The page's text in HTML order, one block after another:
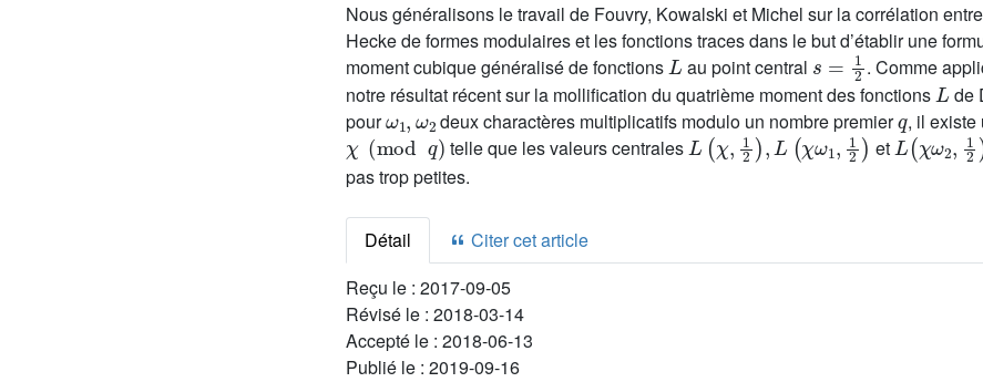
Nous généralisons le travail de Fouvry, Kowalski et Michel sur la corrélation
Hecke de formes modulaires et les fonctions traces dans le but d’établir une
moment cubique généralisé de fonctions
L
au point central
s=12
. Comme
notre résultat récent sur la mollification du quatrième moment des fonctions
L
de
pour
ω1,ω2
deux charactères multiplicatifs modulo un nombre premier
q
, il existe
χ(modq)
telle que les valeurs centrales
L(χ,12),L(χω1,12)
et
L(χω2,12
pas trop petites.
Détail
Citer cet article
Reçu le : 2017-09-05
Révisé le : 2018-03-14
Accepté le : 2018-06-13
Publié le : 2019-09-16